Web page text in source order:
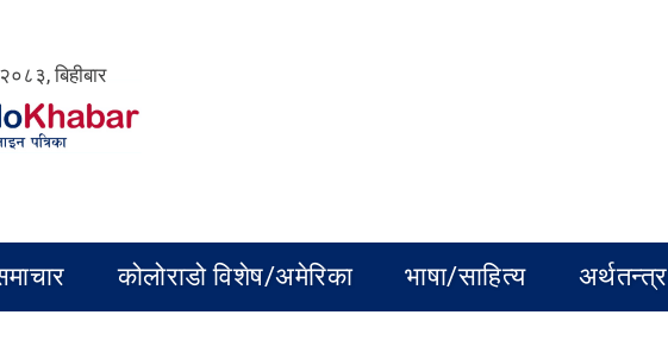
बिहीबार
कोलोराडो विशेष/अमेरिका भाषा/साहित्य अर्थतन्त्र